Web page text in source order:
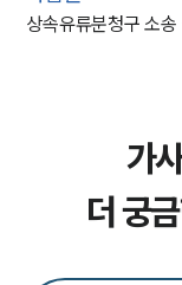
상속유류분청구 소
가
더 궁